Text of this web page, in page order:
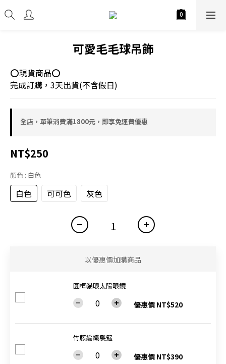
可愛毛毛球吊飾
⭕現貨商品⭕
完成訂購，3天出貨(不含假日)
全店，單筆消費滿1800元，即享免運費優惠
NT$250
顏色 : 白色
白色 可可色 灰色
以優惠價加購商品
圓框貓眼太陽眼鏡
優惠價 NT$520
竹藤編織髮箍
優惠價 NT$390